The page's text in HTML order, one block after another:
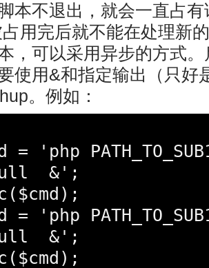
本不退出，就会一直占
用完后就不能在处理新
，可以采用异步的方式
使用&和指定输出（只好
。例如：
&';
&';